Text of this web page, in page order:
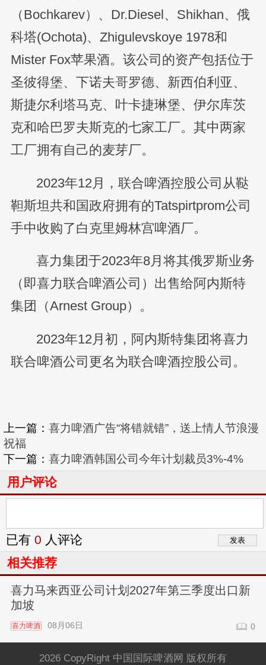
（Bochkarev）、Dr.Diesel、Shikhan、俄
科塔(Ochota)、Zhigulevskoye 1978和
Mister Fox苹果酒。该公司的资产包括位于
圣彼得堡、下诺夫哥罗德、新西伯利亚、
斯捷尔利塔马克、叶卡捷琳堡、伊尔库茨
克和哈巴罗夫斯克的七家工厂。其中两家
工厂拥有自己的麦芽厂。
2023年12月，联合啤酒控股公司从鞑
靼斯坦共和国政府拥有的Tatspirtprom公司
手中收购了白克里姆林宫啤酒厂。
喜力集团于2023年8月将其俄罗斯业务
（即喜力联合啤酒公司）出售给阿内斯特
集团（Arnest Group）。
2023年12月初，阿内斯特集团将喜力
联合啤酒公司更名为联合啤酒控股公司。
上一篇： 喜力啤酒广告“将错就错”，送上情人节浪漫
祝福
下一篇： 喜力啤酒韩国公司今年计划裁员3%-4%
用户评论
已有 0 人评论
相关推荐
喜力马来西亚公司计划2027年第三季度出口新
加坡
喜力啤酒 08月06日 0
2026 CopyRight 中国国际啤酒网 版权所有